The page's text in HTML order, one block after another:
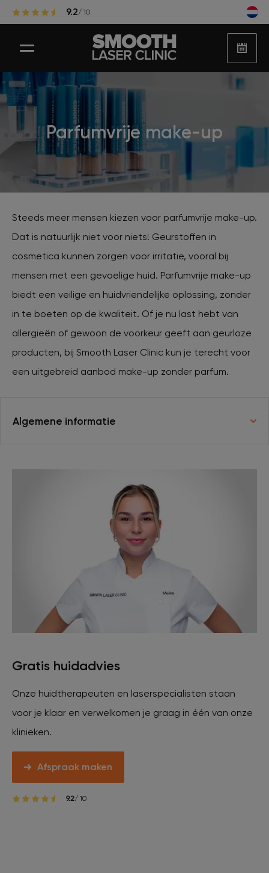
9.2/ 10
Parfumvrije make-up
Steeds meer mensen kiezen voor parfumvrije make-up.
Dat is natuurlijk niet voor niets! Geurstoffen in
cosmetica kunnen zorgen voor irritatie, vooral bij
mensen met een gevoelige huid. Parfumvrije make-up
biedt een veilige en huidvriendelijke oplossing, zonder
in te boeten op de kwaliteit. Of je nu last hebt van
allergieën of gewoon de voorkeur geeft aan geurloze
producten, bij Smooth Laser Clinic kun je terecht voor
een uitgebreid aanbod make-up zonder parfum.
Algemene informatie
Gratis huidadvies
Onze huidtherapeuten en laserspecialisten staan
voor je klaar en verwelkomen je graag in één van onze
klinieken.
Afspraak maken
9.2/ 10
Laser ontharen
Populaire zones laserontharing
Huidproblemen
XL Hair
Tattoo verwijderen
Cosmetisch arts
Tarieven
Veelgestelde vragen
Ontstaansgeschiedenis